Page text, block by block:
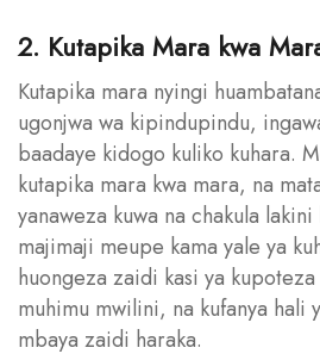
2. Kutapika Mara kwa
Kutapika mara nyingi
ugonjwa wa kipindupindu,
baadaye kidogo kuliko kuhara.
kutapika mara kwa mara, na
yanaweza kuwa na chakula
majimaji meupe kama yale ya
huongeza zaidi kasi ya
muhimu mwilini, na kufanya hali
mbaya zaidi haraka.